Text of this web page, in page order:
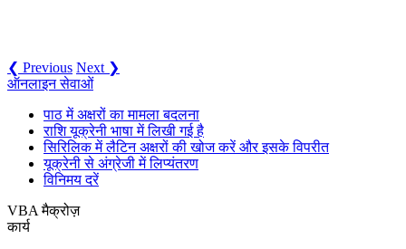
❮ Previous Next ❯
ऑनलाइन सेवाओं
पाठ में अक्षरों का मामला बदलना
राशि यूक्रेनी भाषा में लिखी गई है
सिरिलिक में लैटिन अक्षरों की खोज करें और इसके विपरीत
यूक्रेनी से अंग्रेजी में लिप्यंतरण
विनिमय दरें
VBA मैक्रोज़
कार्य